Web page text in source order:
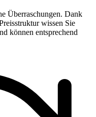
Überraschungen. Dank
wissen Sie
können entsprechend